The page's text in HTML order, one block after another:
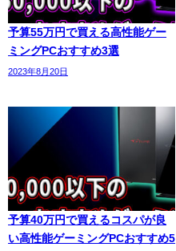
予算55万円で買える高性能ゲー
ミングPCおすすめ3選
2023年8月20日
予算40万円で買えるコスパが良
い高性能ゲーミングPCおすすめ5